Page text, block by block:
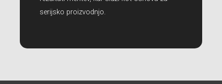
serijsko proizvodnjo.